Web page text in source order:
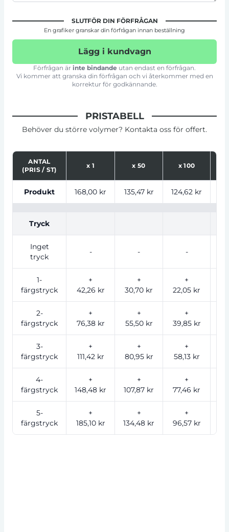
SLUTFÖR DIN FÖRFRÅGAN
En grafiker granskar din förfrågan innan beställning
Lägg i kundvagn
Förfrågan är inte bindande utan endast en förfrågan.
Vi kommer att granska din förfrågan och vi återkommer med en
korrektur för godkännande.
PRISTABELL
Behöver du större volymer? Kontakta oss för offert.
ANTAL
(PRIS / ST)
x 1 x 50 x100
Produkt 168,00 kr 135,47 kr 124,62 kr
Tryck
Inget
tryck
- - -
1-
färgstryck
+
42,26 kr
+
30,70 kr
+
22,05 kr
2-
färgstryck
+
76,38 kr
+
55,50 kr
+
39,85 kr
3-
färgstryck
+
111,42 kr
+
80,95 kr
+
58,13 kr
4-
färgstryck
+
148,48 kr
+
107,87 kr
+
77,46 kr
5-
färgstryck
+
185,10 kr
+
134,48 kr
+
96,57 kr